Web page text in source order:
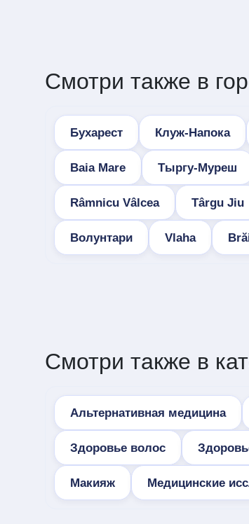
Смотри также в
Бухарест Клуж-Напока
Baia Mare Тыргу-Муреш
Râmnicu Vâlcea Târgu Jiu
Волунтари Vlaha
Смотри также в
Альтернативная медицина
Здоровье волос
Макияж Медицинские